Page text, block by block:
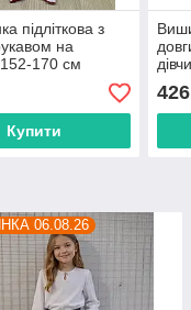
підліткова з
на
152-170 см
недорого
Купити
від
426
06.08.26